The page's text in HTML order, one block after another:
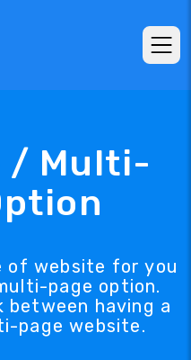
/ Multi-
of website for you
page option.
between having a
page website.